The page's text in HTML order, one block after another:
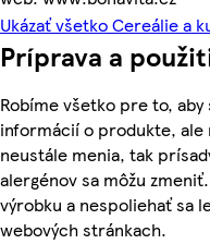
Ukázať všetko Cereálie a
Príprava a
Robíme všetko pre to,
informácií o produkte,
neustále menia, tak
alergénov sa môžu
výrobku a nespoliehať sa
webových stránkach.